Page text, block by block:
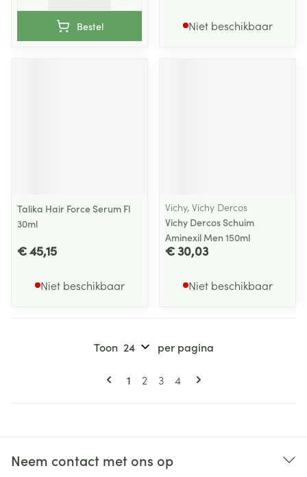
Bestel Niet beschikbaar
Talika Hair Force Serum Fl
30ml
€ 45,15
Niet beschikbaar
Vichy, Vichy Dercos
Vichy Dercos Schuim
Aminexil Men 150ml
€ 30,03
Niet beschikbaar
Pagina's
U lees momenteel pagina
1 Pagina
2 Pagina
3 Pagina
4
Toon per pagina
Neem contact met ons op